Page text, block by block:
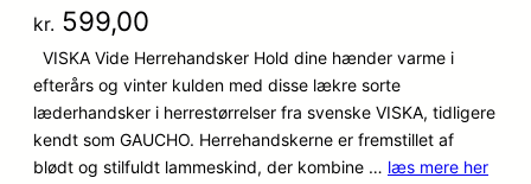
kr. 599,00
VISKA Vide Herrehandsker Hold dine hænder varme i
efterårs og vinter kulden med disse lækre sorte
læderhandsker i herrestørrelser fra svenske VISKA, tidligere
kendt som GAUCHO. Herrehandskerne er fremstillet af
blødt og stilfuldt lammeskind, der kombine … læs mere her